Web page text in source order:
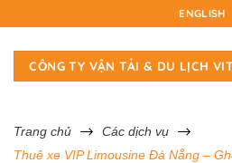
content
ENGLISH
CÔNG TY VẬN TẢI & DU LỊCH
Trang chủ
Các dịch vụ
Thuê xe VIP Limousine Đà Nẵng –